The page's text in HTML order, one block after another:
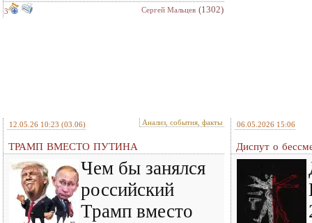
3 Сергей Мальцев (1302)
12.05.26 10:23 (03.06) Анализ, события, факты
ТРАМП ВМЕСТО ПУТИНА
Чем бы занялся
российский
Трамп вместо
06.05.2026 15:06
Диспут о